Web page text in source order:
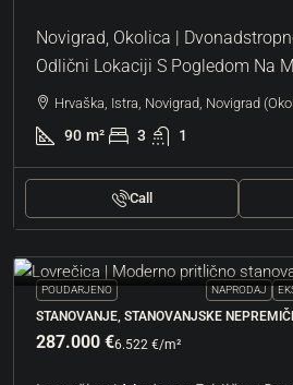
Novigrad, Okolica |
Odlični Lokaciji S Pogledom Na
Hrvaška, Istra, Novigrad, Novigrad
90 m² 3 1
Call
POUDARJENO NAPRODAJ
STANOVANJE, STANOVANJSKE
287.000 €6.522 €/m²